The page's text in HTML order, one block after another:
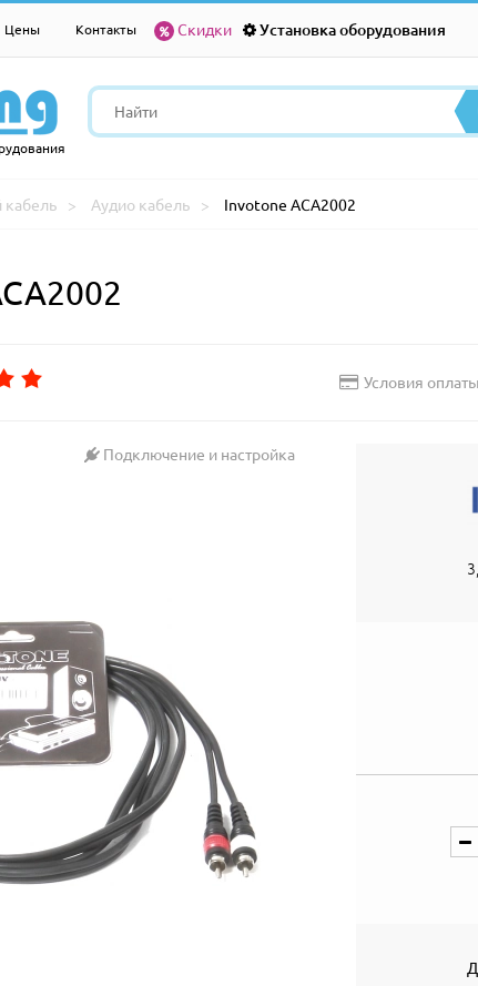
Цены Контакты Скидки Установка оборудования
кабель Аудио кабель Invotone ACA2002
Условия оплаты
Подключение и настройка